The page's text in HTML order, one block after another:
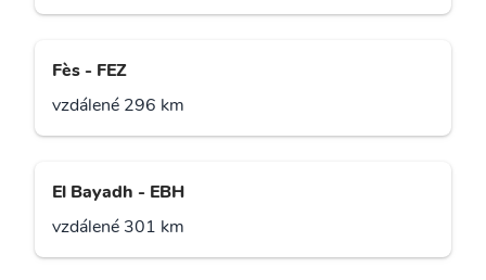
Fès - FEZ
vzdálené 296 km
El Bayadh - EBH
vzdálené 301 km